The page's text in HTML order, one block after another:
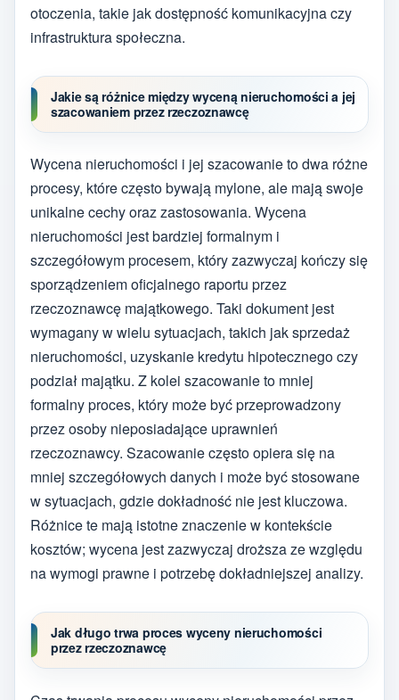
otoczenia, takie jak dostępność komunikacyjna czy
infrastruktura społeczna.
Jakie są różnice między wyceną nieruchomości a jej
szacowaniem przez rzeczoznawcę
Wycena nieruchomości i jej szacowanie to dwa różne
procesy, które często bywają mylone, ale mają swoje
unikalne cechy oraz zastosowania. Wycena
nieruchomości jest bardziej formalnym i
szczegółowym procesem, który zazwyczaj kończy się
sporządzeniem oficjalnego raportu przez
rzeczoznawcę majątkowego. Taki dokument jest
wymagany w wielu sytuacjach, takich jak sprzedaż
nieruchomości, uzyskanie kredytu hipotecznego czy
podział majątku. Z kolei szacowanie to mniej
formalny proces, który może być przeprowadzony
przez osoby nieposiadające uprawnień
rzeczoznawcy. Szacowanie często opiera się na
mniej szczegółowych danych i może być stosowane
w sytuacjach, gdzie dokładność nie jest kluczowa.
Różnice te mają istotne znaczenie w kontekście
kosztów; wycena jest zazwyczaj droższa ze względu
na wymogi prawne i potrzebę dokładniejszej analizy.
Jak długo trwa proces wyceny nieruchomości
przez rzeczoznawcę